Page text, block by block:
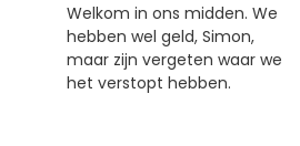
Welkom in ons midden. We
hebben wel geld, Simon,
maar zijn vergeten waar we
het verstopt hebben.